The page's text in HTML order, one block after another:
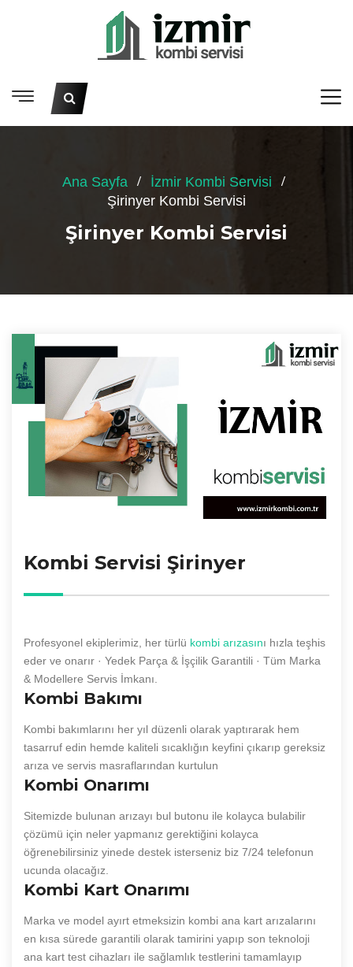
Ana Sayfa
İzmir Kombi Servisi
Şirinyer Kombi Servisi
Şirinyer Kombi Servisi
Kombi Servisi Şirinyer
Profesyonel ekiplerimiz, her türlü kombi arızasını hızla teşhis
eder ve onarır · Yedek Parça & İşçilik Garantili · Tüm Marka
& Modellere Servis İmkanı.
Kombi Bakımı
Kombi bakımlarını her yıl düzenli olarak yaptırarak hem
tasarruf edin hemde kaliteli sıcaklığın keyfini çıkarıp gereksiz
arıza ve servis masraflarından kurtulun
Kombi Onarımı
Sitemizde bulunan arızayı bul butonu ile kolayca bulabilir
çözümü için neler yapmanız gerektiğini kolayca
öğrenebilirsiniz yinede destek isterseniz biz 7/24 telefonun
ucunda olacağız.
Kombi Kart Onarımı
Marka ve model ayırt etmeksizin kombi ana kart arızalarını
en kısa sürede garantili olarak tamirini yapıp son teknoloji
ana kart test cihazları ile sağlamlık testlerini tamamlayıp